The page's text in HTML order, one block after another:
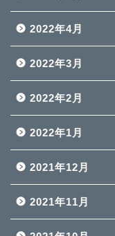
2022年4月
2022年3月
2022年2月
2022年1月
2021年12月
2021年11月